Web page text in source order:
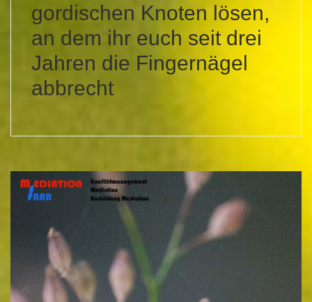
gordischen Knoten lösen,
an dem ihr euch seit drei
Jahren die Fingernägel
abbrecht